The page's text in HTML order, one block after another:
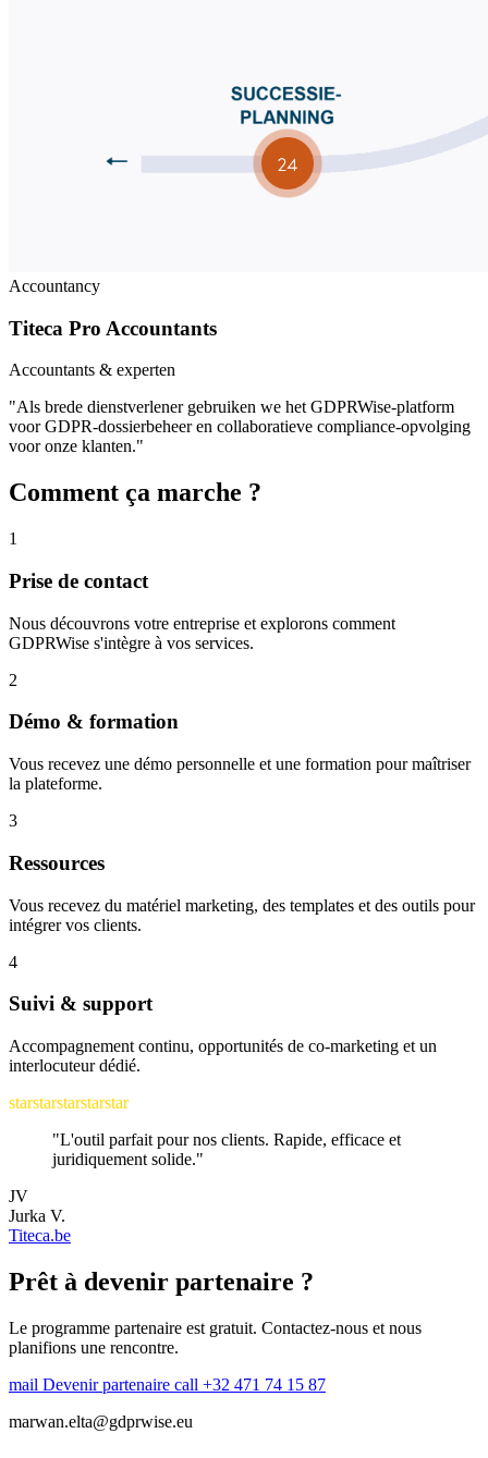
Accountancy
Titeca Pro Accountants
Accountants & experten
"Als brede dienstverlener gebruiken we het GDPRWise-platform
voor GDPR-dossierbeheer en collaboratieve compliance-opvolging
voor onze klanten."
Comment ça marche ?
1
Prise de contact
Nous découvrons votre entreprise et explorons comment
GDPRWise s'intègre à vos services.
2
Démo & formation
Vous recevez une démo personnelle et une formation pour maîtriser
la plateforme.
3
Ressources
Vous recevez du matériel marketing, des templates et des outils pour
intégrer vos clients.
4
Suivi & support
Accompagnement continu, opportunités de co-marketing et un
interlocuteur dédié.
starstarstarstarstar
"L'outil parfait pour nos clients. Rapide, efficace et
juridiquement solide."
JV
Jurka V.
Titeca.be
Prêt à devenir partenaire ?
Le programme partenaire est gratuit. Contactez-nous et nous
planifions une rencontre.
mail Devenir partenaire call +32 471 74 15 87
marwan.elta@gdprwise.eu